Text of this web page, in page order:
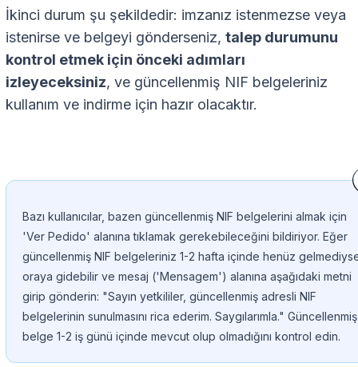
İkinci durum şu şekildedir: imzanız istenmezse veya
istenirse ve belgeyi gönderseniz, talep durumunu
kontrol etmek için önceki adımları
izleyeceksiniz, ve güncellenmiş NIF belgeleriniz
kullanım ve indirme için hazır olacaktır.
Bazı kullanıcılar, bazen güncellenmiş NIF belgelerini almak için
'Ver Pedido' alanına tıklamak gerekebileceğini bildiriyor. Eğer
güncellenmiş NIF belgeleriniz 1-2 hafta içinde henüz
oraya gidebilir ve mesaj ('Mensagem') alanına aşağıdaki metni
girip gönderin: "Sayın yetkililer, güncellenmiş adresli NIF
belgelerinin sunulmasını rica ederim. Saygılarımla." Güncellenmiş
belge 1-2 iş günü içinde mevcut olup olmadığını kontrol edin.